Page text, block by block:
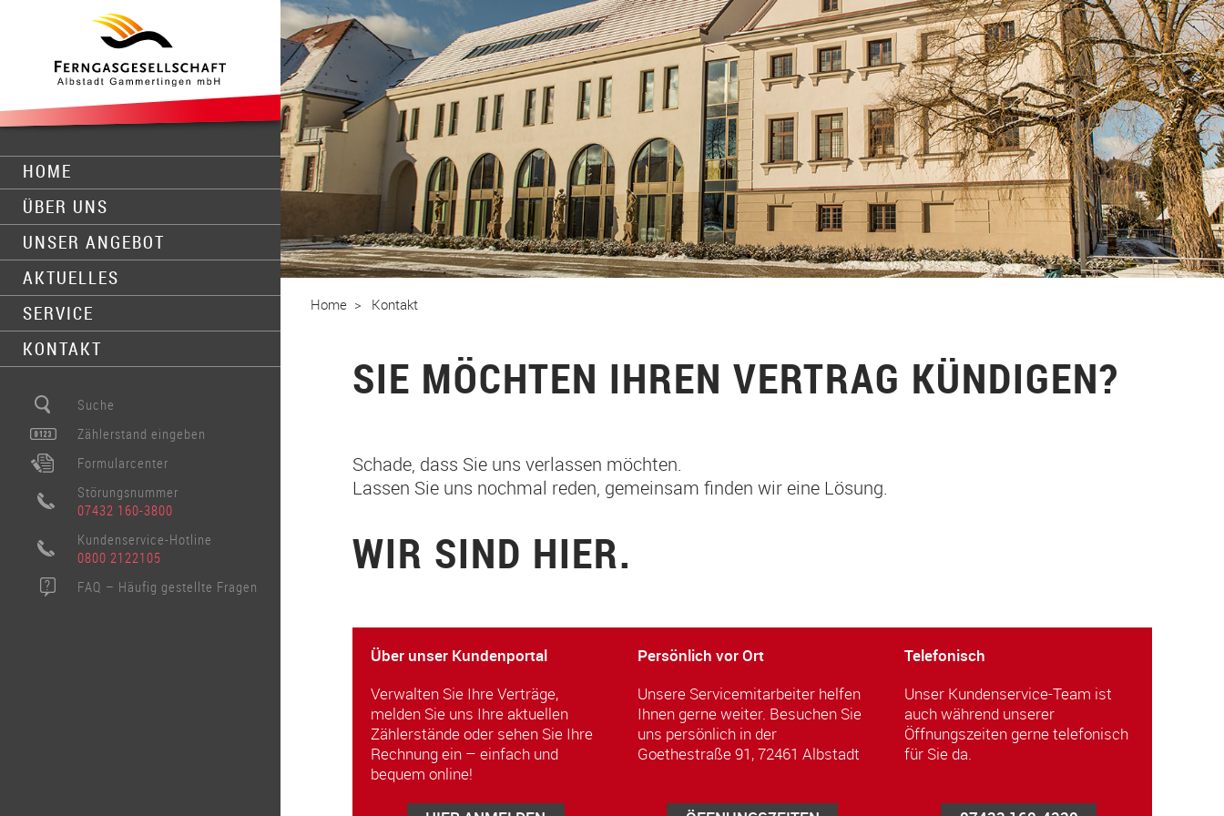
Zum Hauptinhalt springen
HOME
­ÜBER UNS
­UNSER ANGEBOT
­AKTUELLES
­SERVICE
­KONTAKT
Suche
Zählerstand eingeben
Formularcenter
Störungsnummer
07432 160-3800
Kundenservice-Hotline
0800 2122105
FAQ – Häufig gestellte Fragen
Home Kontakt
SIE MÖCHTEN IHREN VERTRAG KÜNDIGEN?
Schade, dass Sie uns verlassen möchten.
Lassen Sie uns nochmal reden, gemeinsam finden wir eine Lösung.
WIR SIND HIER.
Über unser Kundenportal
Verwalten Sie Ihre Verträge,
melden Sie uns Ihre aktuellen
Zählerstände oder sehen Sie Ihre
Rechnung ein – einfach und
bequem online!
Persönlich vor Ort
Unsere Servicemitarbeiter helfen
Ihnen gerne weiter. Besuchen Sie
uns persönlich in der
Goethestraße 91, 72461 Albstadt
Telefonisch
Unser Kundenservice-Team ist
auch während unserer
Öffnungszeiten gerne telefonisch
für Sie da.